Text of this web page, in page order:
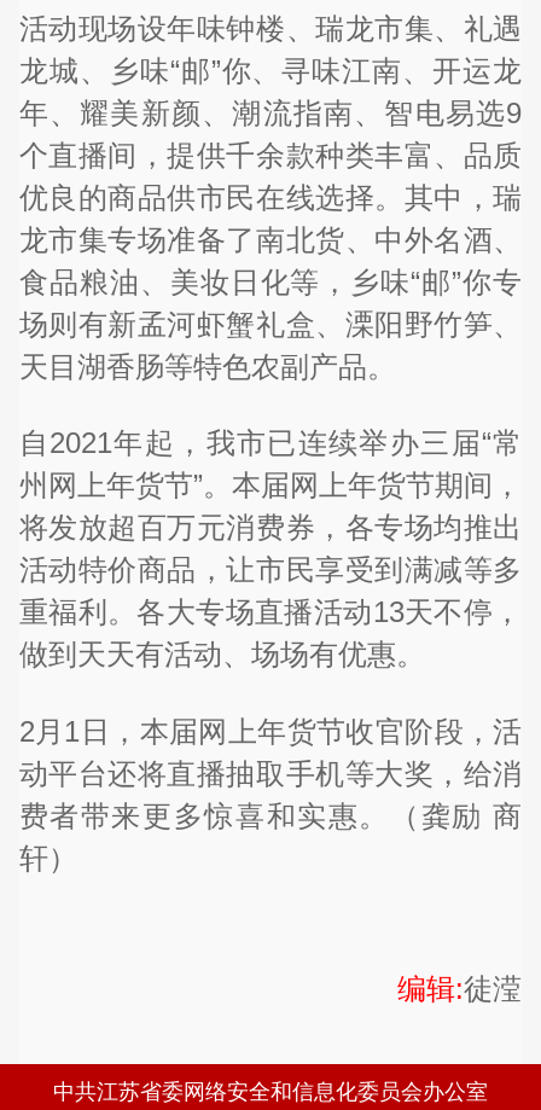
活动现场设年味钟楼、瑞龙市集、礼遇
龙城、乡味“邮”你、寻味江南、开运龙
年、耀美新颜、潮流指南、智电易选9
个直播间，提供千余款种类丰富、品质
优良的商品供市民在线选择。其中，瑞
龙市集专场准备了南北货、中外名酒、
食品粮油、美妆日化等，乡味“邮”你专
场则有新孟河虾蟹礼盒、溧阳野竹笋、
天目湖香肠等特色农副产品。
自2021年起，我市已连续举办三届“常
州网上年货节”。本届网上年货节期间，
将发放超百万元消费券，各专场均推出
活动特价商品，让市民享受到满减等多
重福利。各大专场直播活动13天不停，
做到天天有活动、场场有优惠。
2月1日，本届网上年货节收官阶段，活
动平台还将直播抽取手机等大奖，给消
费者带来更多惊喜和实惠。（龚励 商
轩）
编辑:徒滢
中共江苏省委网络安全和信息化委员会办公室